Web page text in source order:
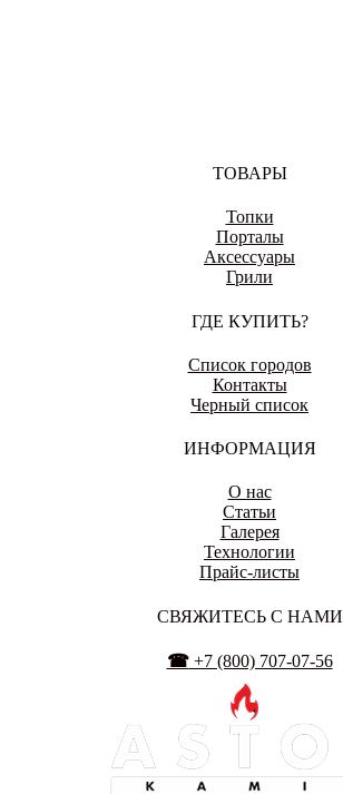
ЕКАТЕРИНБУРГ
ЕНАКИЕВО
ИВАНОВО
ИЖЕВСК
ИРКУТСК
ЙОШКАР-ОЛА
ТОВАРЫ
Топки
Порталы
Аксессуары
Грили
ГДЕ КУПИТЬ?
Список городов
Контакты
Черный список
ИНФОРМАЦИЯ
О нас
Статьи
Галерея
Технологии
Прайс-листы
СВЯЖИТЕСЬ С НАМИ
☎+7 (800) 707-07-56